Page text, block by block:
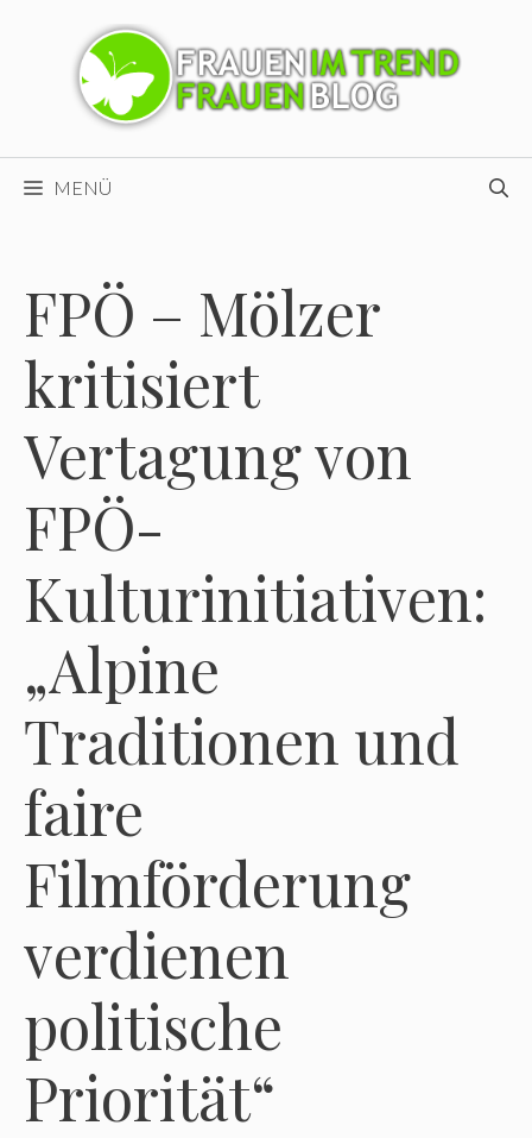
MENÜ
FPÖ – Mölzer
kritisiert
Vertagung von
FPÖ-
Kulturinitiativen:
„Alpine
Traditionen und
faire
Filmförderung
verdienen
politische
Priorität“